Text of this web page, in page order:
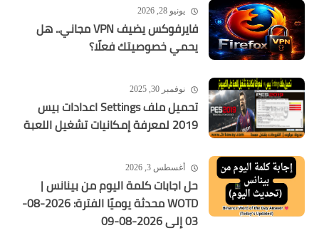
يونيو 28, 2026
فايرفوكس يضيف VPN مجاني.. هل
يحمي خصوصيتك فعلًا؟
نوفمبر 30, 2025
تحميل ملف Settings اعدادات بيس
2019 لمعرفة إمكانيات تشغيل اللعبة
أغسطس 3, 2026
حل اجابات كلمة اليوم من بينانس |
WOTD محدثة يوميًا الفترة: 2026-08-
03 إلى 2026-08-09